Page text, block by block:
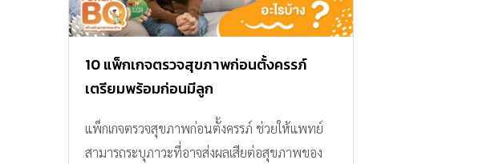
10 แพ็กเกจตรวจสุขภาพก่อนตั้งครรภ์
เตรียมพร้อมก่อนมีลูก
แพ็กเกจตรวจสุขภาพก่อนตั้งครรภ์ ช่วยให้แพทย์
สามารถระบุภาวะที่อาจส่งผลเสียต่อสุขภาพของ